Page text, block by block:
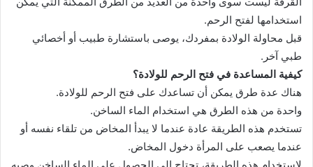
استخدامها لفتح الرحم.
قبل محاولة الولادة بمفردك، يوصى باستشارة طبيب أو أخصائي
طبي آخر.
كيفية المساعدة في فتح الرحم للولادة؟
هناك عدة طرق يمكن أن تساعدك على فتح الرحم للولادة.
واحدة من هذه الطرق هي استخدام الماء الساخن.
تستخدم هذه الطريقة عادة عندما لا يبدأ المخاض من تلقاء نفسه أو
عندما يصعب على المرأة دخول المخاض.